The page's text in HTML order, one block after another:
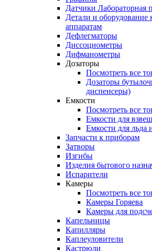
Датчики Лабораторная
Детали и оборудование
аппаратам
Дефлегматоры
Диссоциометры
Дифманометры
Дозаторы
Посмотреть все
Дозаторы
диспенсеры)
Емкости
Посмотреть все
Емкости для
Емкости для льда
Запчасти к приборам
Затворы
Изгибы
Изделия бытового
Испарители
Камеры
Посмотреть все
Камеры Горяева
Камеры для
Капельницы
Капилляры
Каплеуловители
Кастрюли